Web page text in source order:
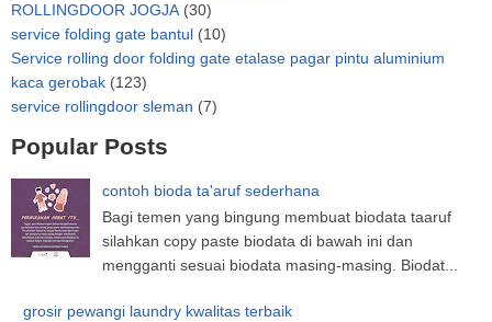
ROLLINGDOOR JOGJA (30)
service folding gate bantul (10)
Service rolling door folding gate etalase pagar pintu aluminium
kaca gerobak (123)
service rollingdoor sleman (7)
Popular Posts
contoh bioda ta'aruf sederhana
Bagi temen yang bingung membuat biodata taaruf
silahkan copy paste biodata di bawah ini dan
mengganti sesuai biodata masing-masing. Biodat...
grosir pewangi laundry kwalitas terbaik